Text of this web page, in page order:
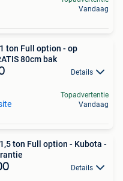
Vandaag
ton Full option - op
80cm bak
Details
Topadvertentie
Vandaag
ton Full option - Kubota -
Details